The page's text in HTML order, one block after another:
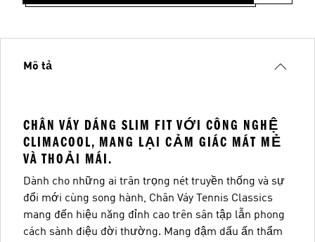
Mô tả
CHÂN VÁY DÁNG SLIM FIT VỚI CÔNG NGHỆ
CLIMACOOL, MANG LẠI CẢM GIÁC MÁT MẺ
VÀ THOẢI MÁI.
Dành cho những ai trân trọng nét truyền thống và sự
đổi mới cùng song hành, Chân Váy Tennis Classics
mang đến hiệu năng đỉnh cao trên sân tập lẫn phong
cách sành điệu đời thường. Mang đậm dấu ấn thẩm